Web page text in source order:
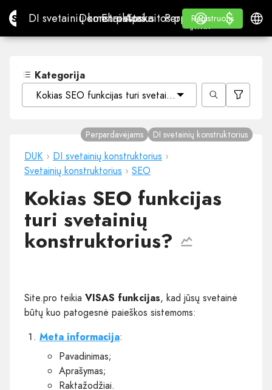
Site.proDI svetainių konstruktorius
DI svetainių konstruktorius
Domenai
DomenaiEl. paštas
El. paštasApskaitos programa
Apskaitos programa
Perpardavėjams
„WHITE LABEL“
Mokymasis
Mokymasis
Registruotis
Registruotis
Prisijungti
$
$
Kategorija
Kokias SEO funkcijas turi svetainių konstruktorius?
DUK › DI svetainių konstruktorius ›
Svetainių konstruktorius › SEO
Perpardavėjams DI svetainių konstruktorius
Kokias SEO funkcijas
turi svetainių
konstruktorius?
Site.pro teikia VISAS funkcijas, kad jūsų svetainė
būtų kuo patogesnė paieškos sistemoms:
Meta informacija:
Pavadinimas;
Aprašymas;
Raktažodžiai.